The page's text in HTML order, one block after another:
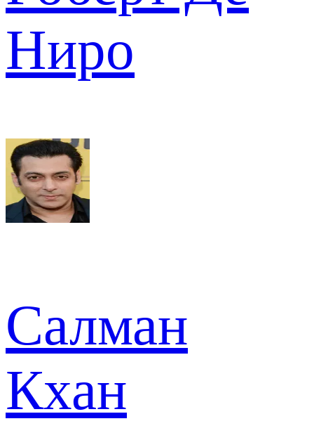
Ниро
Салман
Кхан